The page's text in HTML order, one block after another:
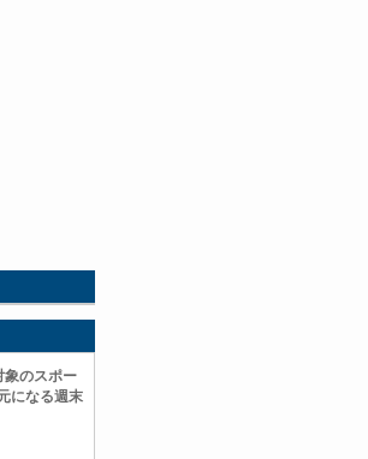
象のスポー
になる週末